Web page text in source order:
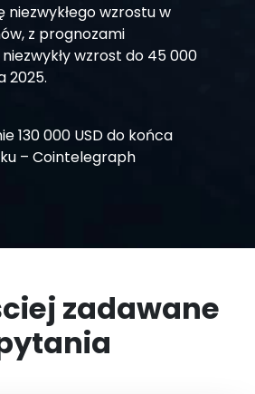
niezwykłego wzrostu w
z prognozami
wzrost do 45 000
2025.
130 000 USD do końca
– Cointelegraph
zadawane